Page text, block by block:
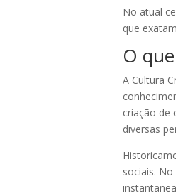
No atual
que
O
A Cultura
criação de
diversas
sociais.